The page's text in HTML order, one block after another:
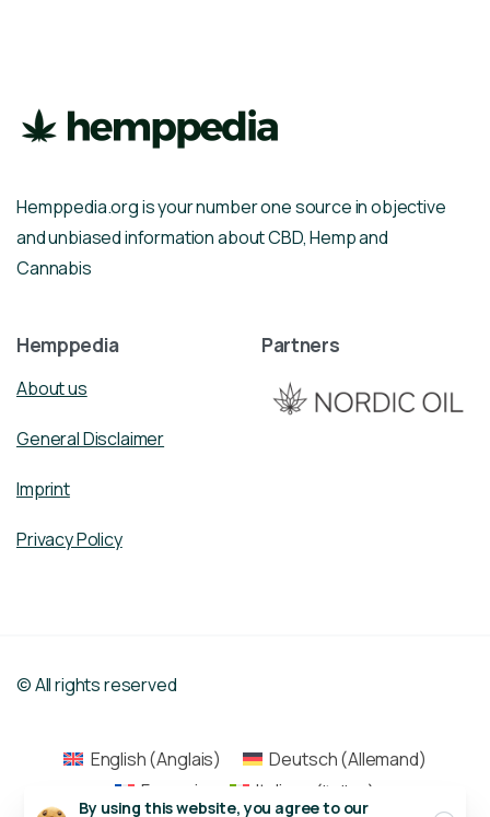
Hemppedia.org is your number one source in objective
and unbiased information about CBD, Hemp and
Cannabis
Hemppedia
About us
General Disclaimer
Imprint
Privacy Policy
Partners
© All rights reserved
By using this website, you agree to our Close
English(Anglais) Deutsch(Allemand)
Français
Italiano (Italien )